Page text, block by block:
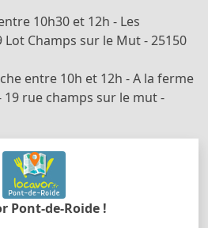
10h30 et 12h - Les
Lot Champs sur le Mut - 25150
entre 10h et 12h - A la ferme
rue champs sur le mut -
Pont-de-Roide !